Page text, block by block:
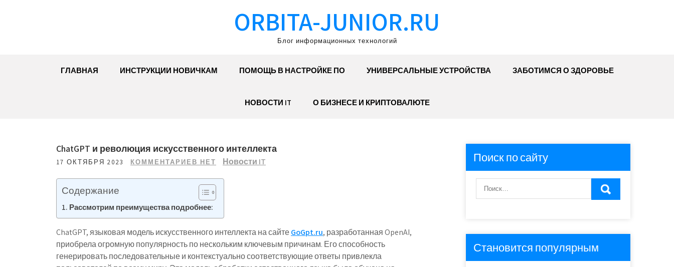
ORBITA-JUNIOR.RU
Блог информационных технологий
ГЛАВНАЯ ИНСТРУКЦИИ НОВИЧКАМ ПОМОЩЬ В НАСТРОЙКЕ ПО УНИВЕРСАЛЬНЫЕ УСТРОЙСТВА ЗАБОТИМСЯ О ЗДОРОВЬЕ
НОВОСТИ IT О БИЗНЕСЕ И КРИПТОВАЛЮТЕ
ChatGPT и революция искусственного интеллекта
17 ОКТЯБРЯ 2023 КОММЕНТАРИЕВ НЕТ Новости IT
Содержание
Рассмотрим преимущества подробнее:
ChatGPT, языковая модель искусственного интеллекта на сайтеGoGpt.ru, разработанная OpenAI,
приобрела огромную популярность по нескольким ключевым причинам. Его способность
генерировать последовательные и контекстуально соответствующие ответы привлекла
Поиск по сайту
Становится популярным